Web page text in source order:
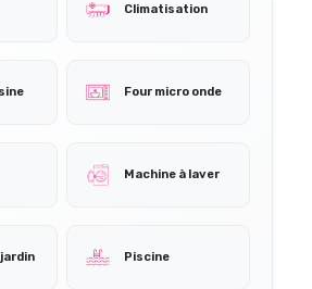
Climatisation
Four micro onde
Machine à laver
Piscine